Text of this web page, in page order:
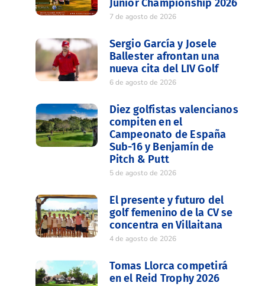
Junior Championship 2026
7 de agosto de 2026
Sergio García y Josele
Ballester afrontan una
nueva cita del LIV Golf
6 de agosto de 2026
Diez golfistas valencianos
compiten en el
Campeonato de España
Sub-16 y Benjamín de
Pitch & Putt
5 de agosto de 2026
El presente y futuro del
golf femenino de la CV se
concentra en Villaitana
4 de agosto de 2026
Tomas Llorca competirá
en el Reid Trophy 2026